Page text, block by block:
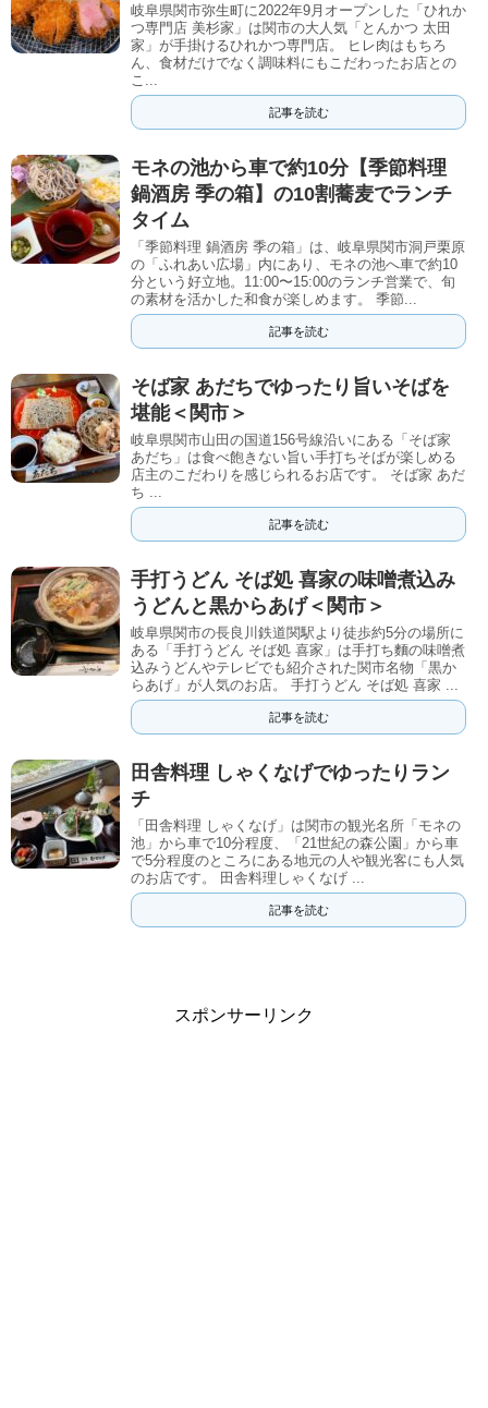
岐阜県関市弥生町に2022年9月オープンした「ひれか
つ専門店 美杉家」は関市の大人気「とんかつ 太田
家」が手掛けるひれかつ専門店。 ヒレ肉はもちろ
ん、食材だけでなく調味料にもこだわったお店との
こ...
記事を読む
モネの池から車で約10分【季節料理
鍋酒房 季の箱】の10割蕎麦でランチ
タイム
「季節料理 鍋酒房 季の箱」は、岐阜県関市洞戸栗原
の「ふれあい広場」内にあり、モネの池へ車で約10
分という好立地。11:00〜15:00のランチ営業で、旬
の素材を活かした和食が楽しめます。 季節...
記事を読む
そば家 あだちでゆったり旨いそばを
堪能＜関市＞
岐阜県関市山田の国道156号線沿いにある「そば家
あだち」は食べ飽きない旨い手打ちそばが楽しめる
店主のこだわりを感じられるお店です。 そば家 あだ
ち ...
記事を読む
手打うどん そば処 喜家の味噌煮込み
うどんと黒からあげ＜関市＞
岐阜県関市の長良川鉄道関駅より徒歩約5分の場所に
ある「手打うどん そば処 喜家」は手打ち麵の味噌煮
込みうどんやテレビでも紹介された関市名物「黒か
らあげ」が人気のお店。 手打うどん そば処 喜家 ...
記事を読む
田舎料理 しゃくなげでゆったりラン
チ
「田舎料理 しゃくなげ」は関市の観光名所「モネの
池」から車で10分程度、「21世紀の森公園」から車
で5分程度のところにある地元の人や観光客にも人気
のお店です。 田舎料理しゃくなげ ...
記事を読む
スポンサーリンク